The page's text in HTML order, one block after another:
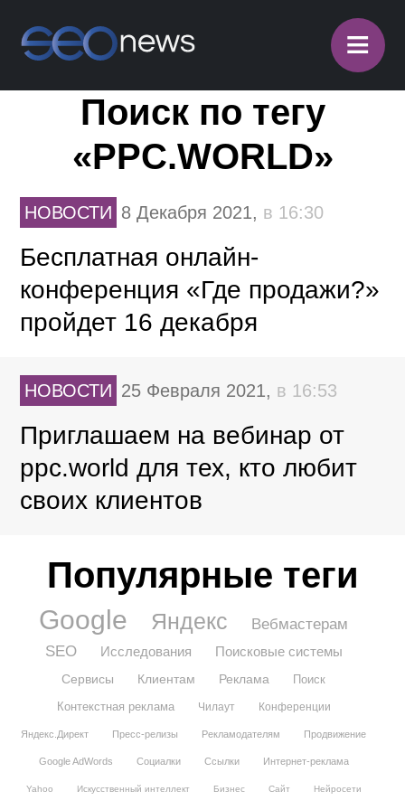
≡
Поиск по тегу
«PPC.WORLD»
НОВОСТИ 8 Декабря 2021, в 16:30
Бесплатная онлайн-
конференция «Где продажи?»
пройдет 16 декабря
НОВОСТИ 25 Февраля 2021, в 16:53
Приглашаем на вебинар от
ppc.world для тех, кто любит
своих клиентов
Популярные теги
Google Яндекс
Вебмастерам
SEO
Исследования Поисковые системы
Сервисы Клиентам Реклама
Поиск
Контекстная реклама
Чилаут Конференции
Яндекс.Директ Пресс-релизы Рекламодателям Продвижение
Google AdWords Социалки Ссылки Интернет-реклама
Yahoo Искусственный интеллект Бизнес Сайт Нейросети